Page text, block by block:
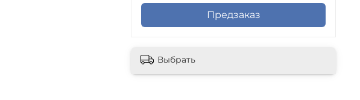
Предзаказ
Выбрать